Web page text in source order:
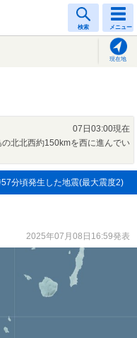
検索 メニュー
現在地
07日03:00現在
北北西約150kmを西に進んでい
分頃発生した地震(最大震度2)
2025年07月08日16:59発表